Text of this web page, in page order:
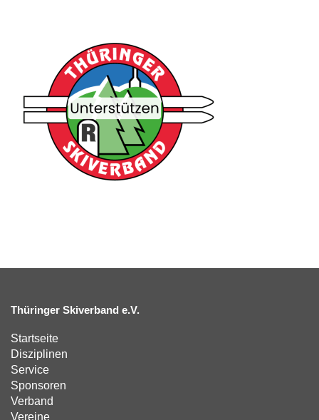
Thüringer Skiverband e.V.
Startseite
Disziplinen
Service
Sponsoren
Verband
Vereine